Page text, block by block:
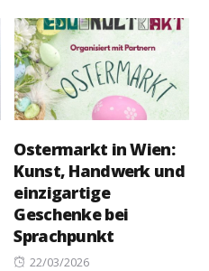
Ostermarkt in Wien:
Kunst, Handwerk und
einzigartige
Geschenke bei
Sprachpunkt
Posted
22/03/2026